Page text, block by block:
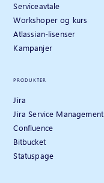
Serviceavtale
Workshoper og kurs
Atlassian-lisenser
Kampanjer
PRODUKTER
Jira
Jira Service Management
Confluence
Bitbucket
Statuspage